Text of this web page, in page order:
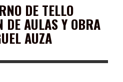
DE TELLO
DE AULAS Y OBRA
AUZA